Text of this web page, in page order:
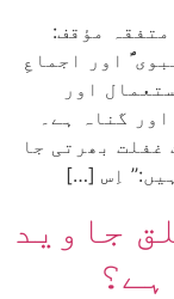
مؤقف:
اور اجماعِ
اور
گناہ ہے۔
غفلت بھرتی جا
اِس […]
جاوید